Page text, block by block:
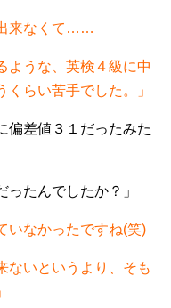
来なくて……
な、英検４級に中
らい苦手でした。」
差値３１だったみた
んでしたか？」
なかったですね(笑)
というより、そも